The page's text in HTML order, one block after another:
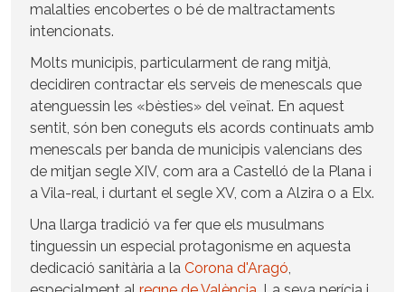
malalties encobertes o bé de maltractaments
intencionats.
Molts municipis, particularment de rang mitjà,
decidiren contractar els serveis de menescals que
atenguessin les «bèsties» del veïnat. En aquest
sentit, són ben coneguts els acords continuats amb
menescals per banda de municipis valencians des
de mitjan segle XIV, com ara a Castelló de la Plana i
a Vila-real, i durtant el segle XV, com a Alzira o a Elx.
Una llarga tradició va fer que els musulmans
tinguessin un especial protagonisme en aquesta
dedicació sanitària a laCorona d'Aragó,